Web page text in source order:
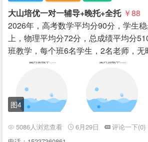
大山培优一对一辅导+晚托+全托 ￥88
2026年，高考数学平均分90分，学生
上，物理平均分72分，总成绩平均分
班教学，每个班6名学生，2名老师，
图4
5086人浏览查看 6月29日
评论一下(0)